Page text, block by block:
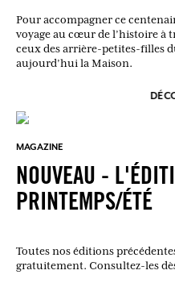
Pour accompagner ce
voyage au cœur de l’histoire à
ceux des arrière-petites-filles
aujourd’hui la Maison.
MAGAZINE
NOUVEAU -
PRINTEMPS/ÉTÉ
Toutes nos éditions
gratuitement. Consultez-les